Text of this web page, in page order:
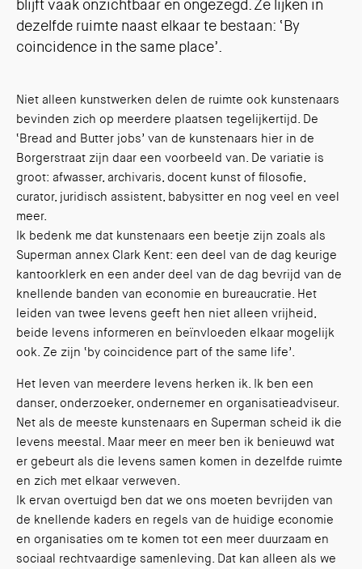
blijft vaak onzichtbaar en ongezegd. Ze lijken in
dezelfde ruimte naast elkaar te bestaan: ‘By
coincidence in the same place’.
Niet alleen kunstwerken delen de ruimte ook kunstenaars
bevinden zich op meerdere plaatsen tegelijkertijd. De
‘Bread and Butter jobs’ van de kunstenaars hier in de
Borgerstraat zijn daar een voorbeeld van. De variatie is
groot: afwasser, archivaris, docent kunst of filosofie,
curator, juridisch assistent, babysitter en nog veel en veel
meer.
Ik bedenk me dat kunstenaars een beetje zijn zoals als
Superman annex Clark Kent: een deel van de dag keurige
kantoorklerk en een ander deel van de dag bevrijd van de
knellende banden van economie en bureaucratie. Het
leiden van twee levens geeft hen niet alleen vrijheid,
beide levens informeren en beïnvloeden elkaar mogelijk
ook. Ze zijn ‘by coincidence part of the same life’.
Het leven van meerdere levens herken ik. Ik ben een
danser, onderzoeker, ondernemer en organisatieadviseur.
Net als de meeste kunstenaars en Superman scheid ik die
levens meestal. Maar meer en meer ben ik benieuwd wat
er gebeurt als die levens samen komen in dezelfde ruimte
en zich met elkaar verweven.
Ik ervan overtuigd ben dat we ons moeten bevrijden van
de knellende kaders en regels van de huidige economie
en organisaties om te komen tot een meer duurzaam en
sociaal rechtvaardige samenleving. Dat kan alleen als we